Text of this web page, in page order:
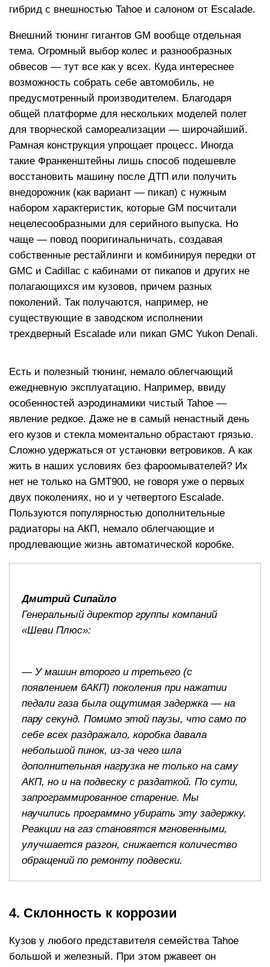
гибрид с внешностью Tahoe и салоном от Escalade.
Внешний тюнинг гигантов GM вообще отдельная
тема. Огромный выбор колес и разнообразных
обвесов — тут все как у всех. Куда интереснее
возможность собрать себе автомобиль, не
предусмотренный производителем. Благодаря
общей платформе для нескольких моделей полет
для творческой самореализации — широчайший.
Рамная конструкция упрощает процесс. Иногда
такие Франкенштейны лишь способ подешевле
восстановить машину после ДТП или получить
внедорожник (как вариант — пикап) с нужным
набором характеристик, которые GM посчитали
нецелесообразными для серийного выпуска. Но
чаще — повод пооригинальничать, создавая
собственные рестайлинги и комбинируя передки от
GMC и Cadillac с кабинами от пикапов и других не
полагающихся им кузовов, причем разных
поколений. Так получаются, например, не
существующие в заводском исполнении
трехдверный Escalade или пикап GMC Yukon Denali.
Есть и полезный тюнинг, немало облегчающий
ежедневную эксплуатацию. Например, ввиду
особенностей аэродинамики чистый Tahoe —
явление редкое. Даже не в самый ненастный день
его кузов и стекла моментально обрастают грязью.
Сложно удержаться от установки ветровиков. А как
жить в наших условиях без фароомывателей? Их
нет не только на GMT900, не говоря уже о первых
двух поколениях, но и у четвертого Escalade.
Пользуются популярностью дополнительные
радиаторы на АКП, немало облегчающие и
продлевающие жизнь автоматической коробке.
Дмитрий Сипайло
Генеральный директор группы компаний
«Шеви Плюс»:
— У машин второго и третьего (с
появлением 6АКП) поколения при нажатии
педали газа была ощутимая задержка — на
пару секунд. Помимо этой паузы, что само по
себе всех раздражало, коробка давала
небольшой пинок, из-за чего шла
дополнительная нагрузка не только на саму
АКП, но и на подвеску с раздаткой. По сути,
запрограммированное старение. Мы
научились программно убирать эту задержку.
Реакции на газ становятся мгновенными,
улучшается разгон, снижается количество
обращений по ремонту подвески.
4. Склонность к коррозии
Кузов у любого представителя семейства Tahoe
большой и железный. При этом ржавеет он